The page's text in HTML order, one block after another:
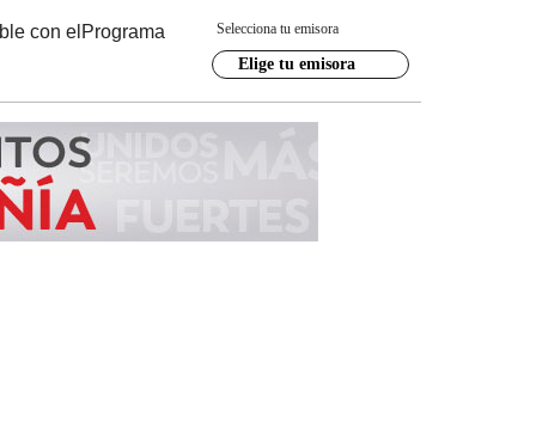
con el Programa Selecciona tu emisora
Elige tu emisora